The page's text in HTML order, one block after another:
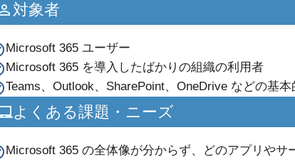
対象者
Microsoft 365 ユーザー
Microsoft 365 を導入したばかりの組織の利用者
Teams、Outlook、SharePoint、OneDrive などの基
よくある課題・ニーズ
Microsoft 365 の全体像が分からず、どのアプリや